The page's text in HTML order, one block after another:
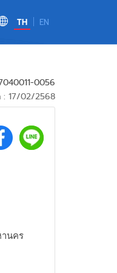
TH EN
0056
: 17/02/2568
นคร